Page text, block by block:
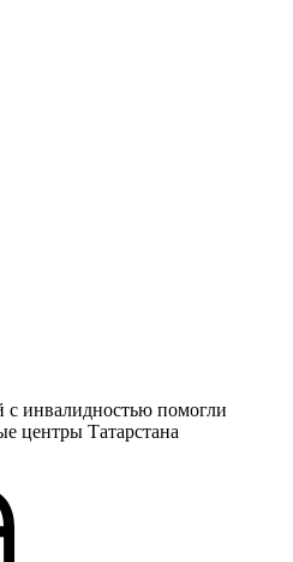
с инвалидностью помогли
центры Татарстана